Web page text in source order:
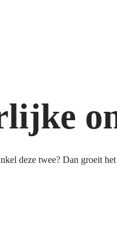
deze twee? Dan groeit